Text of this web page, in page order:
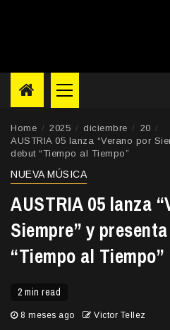
Primary
Menu
Home 2025 diciembre
20
AUSTRIA 05 lanza “Verano por
debut “Tiempo al Tiempo”
NUEVA MÚSICA
AUSTRIA 05 lanza
Siempre” y
“Tiempo al Tiempo”
2 min read
8 meses ago Victor Tellez